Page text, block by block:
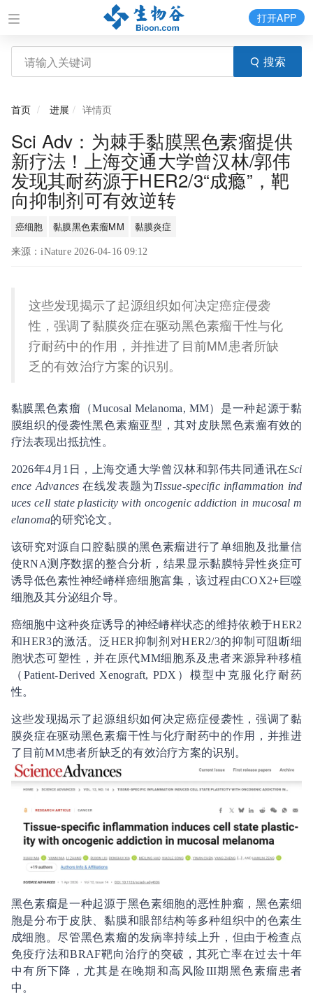
搜索
打开APP
首页 进展 详情页
Sci Adv：为棘手黏膜黑色素瘤提供
新疗法！上海交通大学曾汉林/郭伟
发现其耐药源于HER2/3“成瘾”，靶
向抑制剂可有效逆转
癌细胞 黏膜黑色素瘤MM 黏膜炎症
来源：iNature 2026-04-16 09:12
这些发现揭示了起源组织如何决定癌症侵袭
性，强调了黏膜炎症在驱动黑色素瘤干性与化
疗耐药中的作用，并推进了目前MM患者所缺
乏的有效治疗方案的识别。
黏膜黑色素瘤（Mucosal Melanoma, MM）是一种起源于黏
膜组织的侵袭性黑色素瘤亚型，其对皮肤黑色素瘤有效的
疗法表现出抵抗性。
2026年4月1日，上海交通大学曾汉林和郭伟共同通讯在Sci
ence Advances 在线发表题为Tissue-specific inflammation ind
uces cell state plasticity with oncogenic addiction in mucosal m
elanoma的研究论文。
该研究对源自口腔黏膜的黑色素瘤进行了单细胞及批量信
使RNA测序数据的整合分析，结果显示黏膜特异性炎症可
诱导低色素性神经嵴样癌细胞富集，该过程由COX2+巨噬
细胞及其分泌组介导。
癌细胞中这种炎症诱导的神经嵴样状态的维持依赖于HER2
和HER3的激活。泛HER抑制剂对HER2/3的抑制可阻断细
胞状态可塑性，并在原代MM细胞系及患者来源异种移植
（Patient-Derived Xenograft, PDX）模型中克服化疗耐药
性。
这些发现揭示了起源组织如何决定癌症侵袭性，强调了黏
膜炎症在驱动黑色素瘤干性与化疗耐药中的作用，并推进
了目前MM患者所缺乏的有效治疗方案的识别。
黑色素瘤是一种起源于黑色素细胞的恶性肿瘤，黑色素细
胞是分布于皮肤、黏膜和眼部结构等多种组织中的色素生
成细胞。尽管黑色素瘤的发病率持续上升，但由于检查点
免疫疗法和BRAF靶向治疗的突破，其死亡率在过去十年
中有所下降，尤其是在晚期和高风险III期黑色素瘤患者
中。